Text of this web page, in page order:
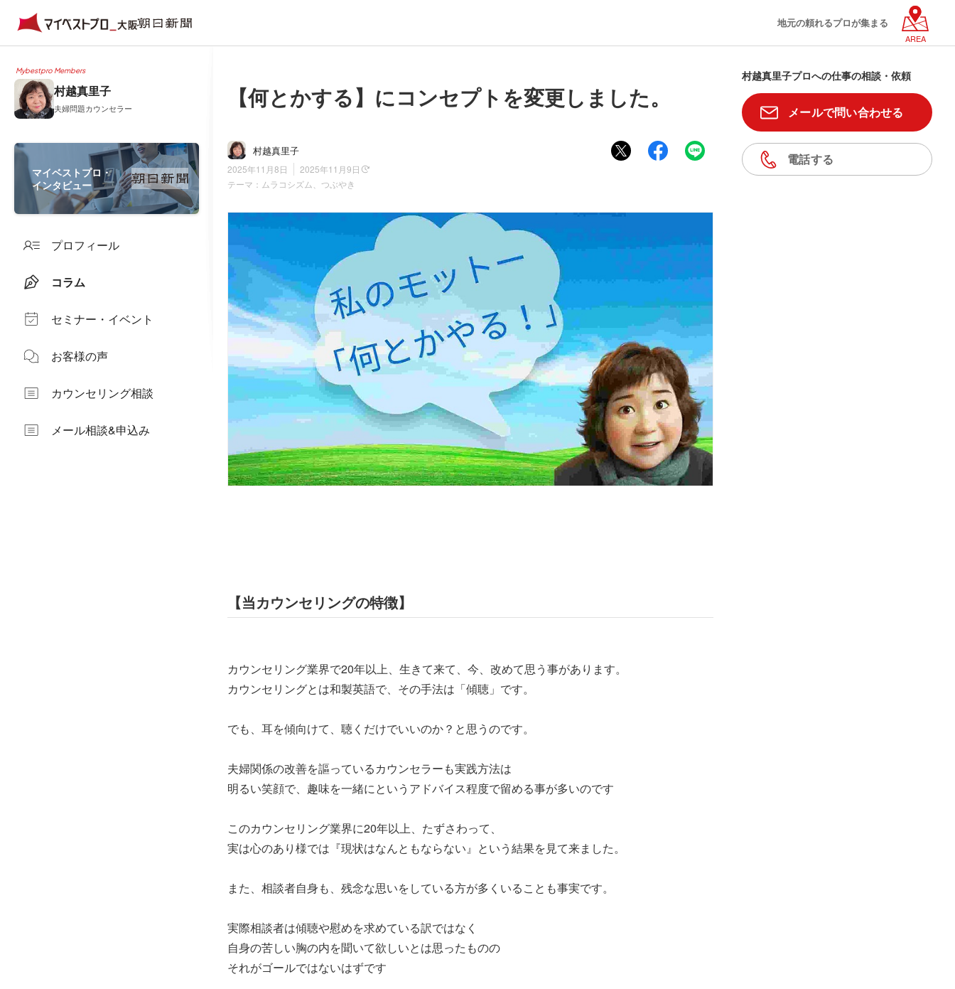
地元の頼れるプロが集まる
AREA
Mybestpro Members
村越真里子
夫婦問題カウンセラー
マイベストプロ・
インタビュー
プロフィール
コラム
セミナー・イベント
お客様の声
カウンセリング相談
メール相談&申込み
【何とかする】にコンセプトを変更しました。
村越真里子
2025年11月8日
2025年11月9日
テーマ： ムラコシズム、つぶやき
【当カウンセリングの特徴】
カウンセリング業界で20年以上、生きて来て、今、改めて思う事があります。
カウンセリングとは和製英語で、その手法は「傾聴」です。
でも、耳を傾向けて、聴くだけでいいのか？と思うのです。
夫婦関係の改善を謳っているカウンセラーも実践方法は
明るい笑顔で、趣味を一緒にというアドバイス程度で留める事が多いのです
このカウンセリング業界に20年以上、たずさわって、
実は心のあり様では『現状はなんともならない』という結果を見て来ました。
また、相談者自身も、残念な思いをしている方が多くいることも事実です。
実際相談者は傾聴や慰めを求めている訳ではなく
自身の苦しい胸の内を聞いて欲しいとは思ったものの
それがゴールではないはずです
村越真里子プロへの仕事の相談・依頼
メールで問い合わせる
電話する